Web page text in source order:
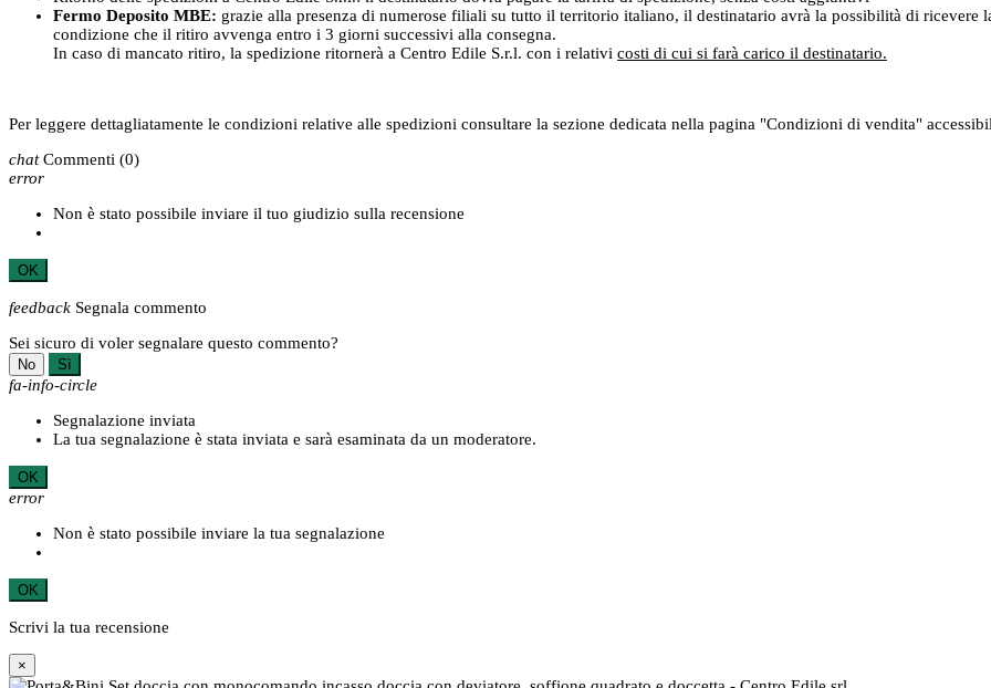
Fermo Deposito MBE: grazie alla presenza di numerose filiali su tutto il territorio italiano, il destinatario avrà la possibilità di ricevere
condizione che il ritiro avvenga entro i 3 giorni successivi alla consegna.
In caso di mancato ritiro, la spedizione ritornerà a Centro Edile S.r.l. con i relativi costi di cui si farà carico il destinatario.
Per leggere dettagliatamente le condizioni relative alle spedizioni consultare la sezione dedicata nella pagina "Condizioni di vendita"
chat Commenti (0)
error
Non è stato possibile inviare il tuo giudizio sulla recensione
OK
feedback Segnala commento
Sei sicuro di voler segnalare questo commento?
No Sì
fa-info-circle
Segnalazione inviata
La tua segnalazione è stata inviata e sarà esaminata da un moderatore.
OK
error
Non è stato possibile inviare la tua segnalazione
OK
Scrivi la tua recensione
×